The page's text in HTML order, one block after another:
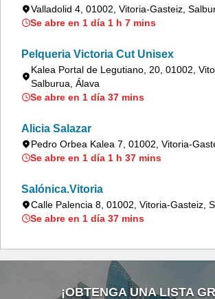
Valladolid 4, 01002, Vitoria-Gasteiz,
Se abre en 1 día 1 h 7 mins
Pelqueria Victoria Cut Unisex
Kalea Portal de Legutiano, 20, 01002,
Salburua, Álava
Se abre en 1 día 37 mins
Alicia Salazar
Pedro Orbea Kalea 7, 01002, Vitoria-
Se abre en 1 día 1 h 37 mins
Salónica.Vitoria
Calle Palencia 8, 01002, Vitoria-Gasteiz,
Se abre en 1 día 37 mins
¡OBTENGA UNA LISTA